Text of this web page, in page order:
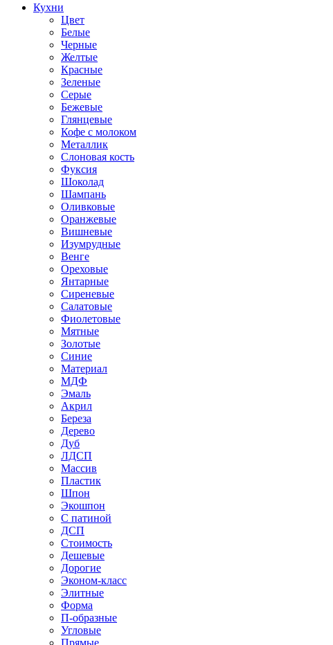
Кухни
Цвет
Белые
Черные
Желтые
Красные
Зеленые
Серые
Бежевые
Глянцевые
Кофе с молоком
Металлик
Слоновая кость
Фуксия
Шоколад
Шампань
Оливковые
Оранжевые
Вишневые
Изумрудные
Венге
Ореховые
Янтарные
Сиреневые
Салатовые
Фиолетовые
Мятные
Золотые
Синие
Материал
МДФ
Эмаль
Акрил
Береза
Дерево
Дуб
ЛДСП
Массив
Пластик
Шпон
Экошпон
С патиной
ДСП
Стоимость
Дешевые
Дорогие
Эконом-класс
Элитные
Форма
П-образные
Угловые
Прямые